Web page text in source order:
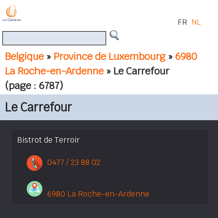
Belgique » Province de Luxembourg»6980
La Roche-en-Ardenne » Le Carrefour
(page : 6787)
FR NL
Le Carrefour
Bistrot de Terroir
0477 / 23 88 02
6980 La Roche-en-Ardenne